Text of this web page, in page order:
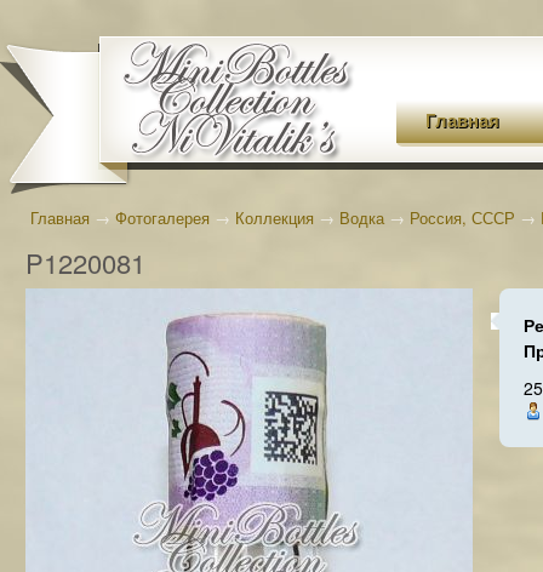
Главная
Главная → Фотогалерея → Коллекция → Водка→ Россия, СССР →
P1220081